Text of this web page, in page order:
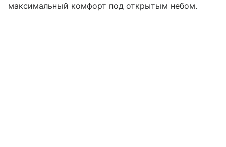
максимальный комфорт под открытым небом.